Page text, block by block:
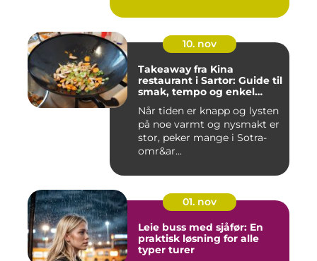
10. nov
Takeaway fra Kina
restaurant i Sartor: Guide til
smak, tempo og enkel
Når tiden er knapp og lysten
på noe varmt og nysmakt er
stor, peker mange i Sotra-
omr&ar...
01. nov
Leie buss med sjåfør: En
praktisk løsning for alle
typer turer